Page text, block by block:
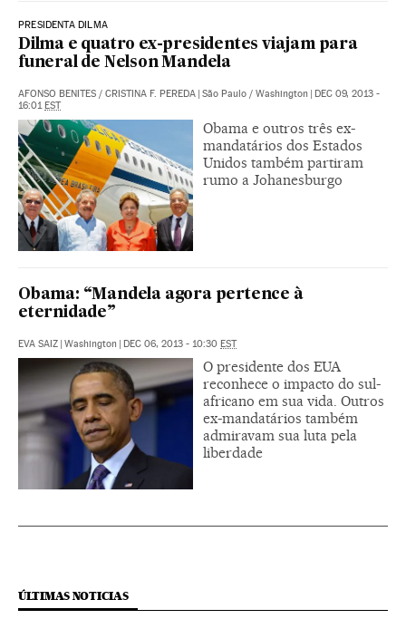
PRESIDENTA DILMA
Dilma e quatro ex-presidentes viajam para
funeral de Nelson Mandela
AFONSO BENITES / CRISTINA F. PEREDA | São Paulo / Washington | DEC 09, 2013 -
16:01EST
Obama e outros três ex-
mandatários dos Estados
Unidos também partiram
rumo a Johanesburgo
Obama: “Mandela agora pertence à
eternidade”
EVA SAIZ | Washington | DEC 06, 2013 - 10:30 EST
O presidente dos EUA
reconhece o impacto do sul-
africano em sua vida. Outros
ex-mandatários também
admiravam sua luta pela
liberdade
ÚLTIMAS NOTICIAS